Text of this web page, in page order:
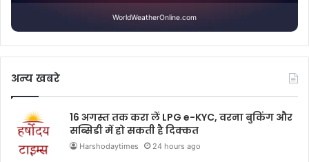
WorldWeatherOnline.com
अन्य खबरे
16 अगस्त तक करा लें LPG e-KYC, वरना बुकिंग और
सब्सिडी में हो सकती है दिक्कत
Harshodaytimes 24 hours ago